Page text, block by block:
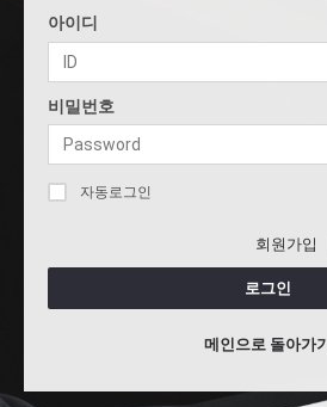
아이디
비밀번호
자동로그인
회원가입
로그인
메인으로 돌아가기